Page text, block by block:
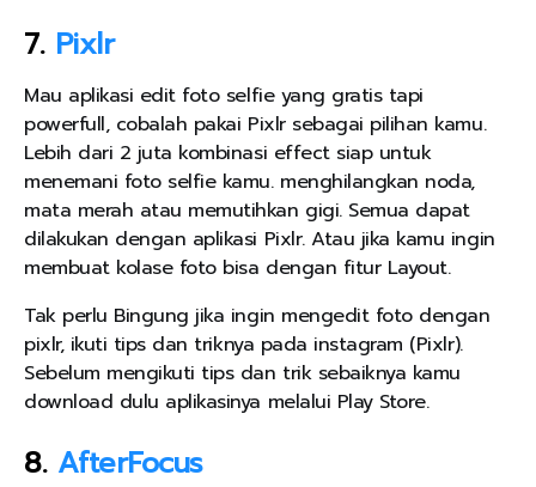
7. Pixlr
Mau aplikasi edit foto selfie yang gratis tapi
powerfull, cobalah pakai Pixlr sebagai pilihan kamu.
Lebih dari 2 juta kombinasi effect siap untuk
menemani foto selfie kamu. menghilangkan noda,
mata merah atau memutihkan gigi. Semua dapat
dilakukan dengan aplikasi Pixlr. Atau jika kamu ingin
membuat kolase foto bisa dengan fitur Layout.
Tak perlu Bingung jika ingin mengedit foto dengan
pixlr, ikuti tips dan triknya pada instagram (Pixlr).
Sebelum mengikuti tips dan trik sebaiknya kamu
download dulu aplikasinya melalui Play Store.
8. AfterFocus